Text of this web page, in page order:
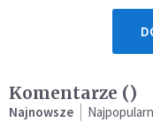
Komentarze ()
Najnowsze